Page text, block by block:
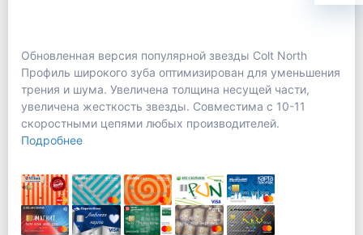
Обновленная версия популярной звезды Colt North
Профиль широкого зуба оптимизирован для уменьшения
трения и шума. Увеличена толщина несущей части,
увеличена жесткость звезды. Совместима с 10-11
скоростными цепями любых производителей.
Подробнее